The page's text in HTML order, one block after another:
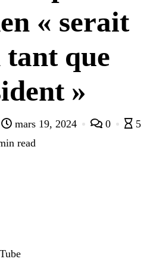
« serait
tant que
»
mars 19, 2024 0
5
read